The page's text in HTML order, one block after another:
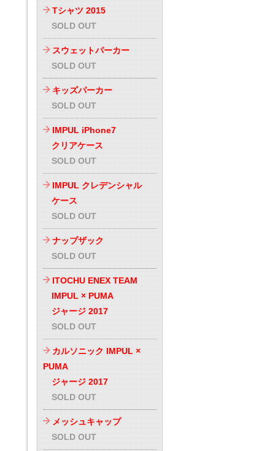
Tシャツ 2015
SOLD OUT
スウェットパーカー
SOLD OUT
キッズパーカー
SOLD OUT
IMPUL iPhone7
クリアケース
SOLD OUT
IMPUL クレデンシャル
ケース
SOLD OUT
ナップザック
SOLD OUT
ITOCHU ENEX TEAM
IMPUL × PUMA
ジャージ 2017
SOLD OUT
カルソニック IMPUL ×
PUMA
ジャージ 2017
SOLD OUT
メッシュキャップ
SOLD OUT